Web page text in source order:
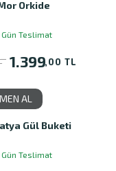
Orkide
Gün Teslimat
1.399,00 TL
AL
Gül Buketi
Gün Teslimat